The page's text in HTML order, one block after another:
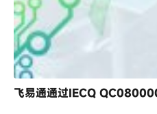
飞易通通过IECQ